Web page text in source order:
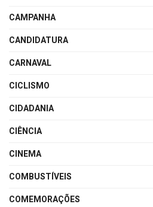
CAMPANHA
CANDIDATURA
CARNAVAL
CICLISMO
CIDADANIA
CIÊNCIA
CINEMA
COMBUSTÍVEIS
COMEMORAÇÕES